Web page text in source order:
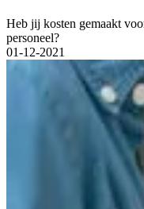
Heb jij kosten gemaakt
personeel?
01-12-2021